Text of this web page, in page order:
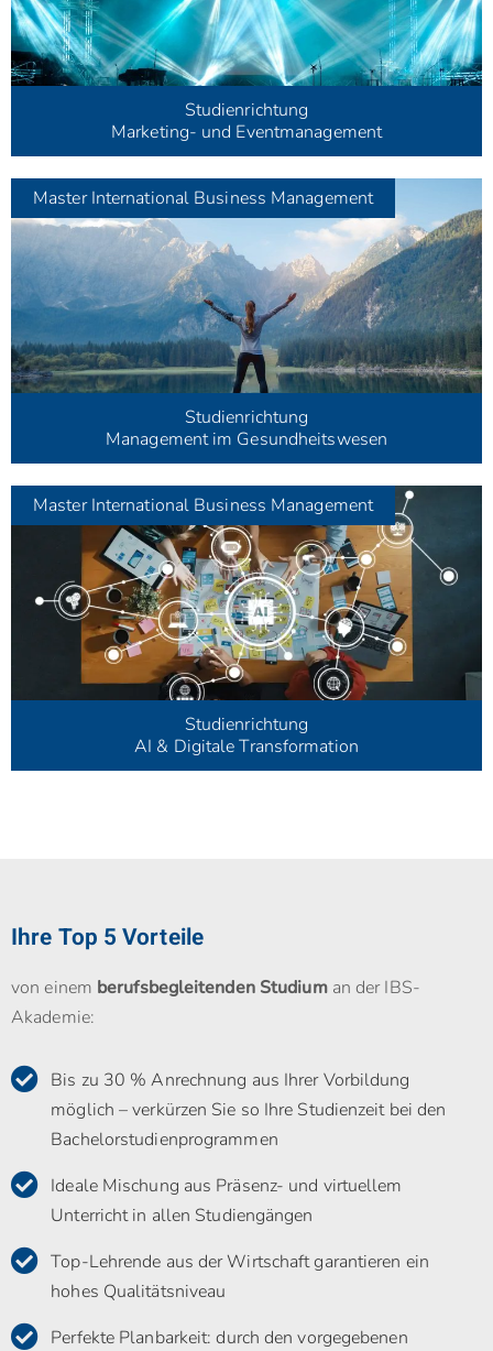
Studienrichtung
Marketing- und Eventmanagement
MasterInternational Business Management
Studienrichtung
Management im Gesundheitswesen
MasterInternational Business Management
Studienrichtung
AI & Digitale Transformation
Ihre Top 5 Vorteile
von einem berufsbegleitenden Studiuman der IBS-
Akademie:
Bis zu 30 % Anrechnung aus Ihrer Vorbildung
möglich – verkürzen Sie so Ihre Studienzeit bei den
Bachelorstudienprogrammen
Ideale Mischung aus Präsenz- und virtuellem
Unterricht in allen Studiengängen
Top-Lehrende aus der Wirtschaft garantieren ein
hohes Qualitätsniveau
Perfekte Planbarkeit: durch den vorgegebenen